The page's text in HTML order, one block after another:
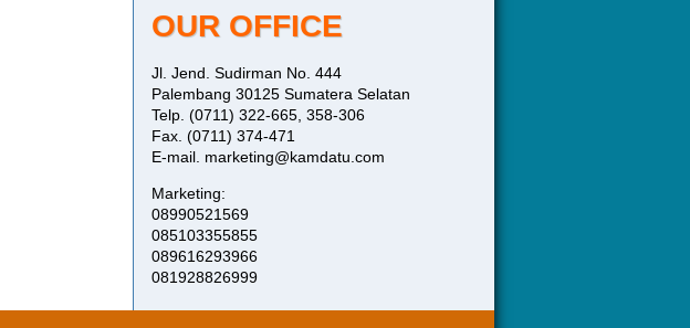
OUR OFFICE
Jl. Jend. Sudirman No. 444
Palembang 30125 Sumatera Selatan
Telp. (0711) 322-665, 358-306
Fax. (0711) 374-471
E-mail. marketing@kamdatu.com
Marketing:
08990521569
085103355855
089616293966
081928826999